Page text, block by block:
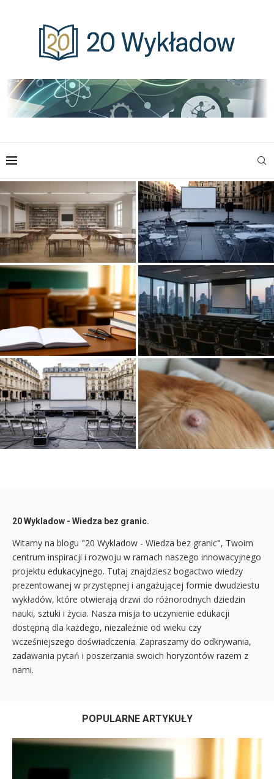
Przegląd akademickich cykli
wykładowych w największych
ośrodkach
Jak zorganizować cykl spotkań
edukacyjnych w przestrzeni
miejskiej
Jak przygotować się do cyklu
otwartych wykładów
akademickich
Najciekawsze cykle otwartych
spotkań edukacyjnych w
metropolii
Jak zorganizować cykl
wykładów otwartych w
przestrzeni miejskiej
Guzek u psa? Zobacz, czy to
kaszak i jak go leczyć
20 Wykladow - Wiedza bez granic.
Witamy na blogu "20 Wykladow - Wiedza bez granic", Twoim
centrum inspiracji i rozwoju w ramach naszego innowacyjnego
projektu edukacyjnego. Tutaj znajdziesz bogactwo wiedzy
prezentowanej w przystępnej i angażującej formie dwudziestu
wykładów, które otwierają drzwi do różnorodnych dziedzin
nauki, sztuki i życia. Nasza misja to uczynienie edukacji
dostępną dla każdego, niezależnie od wieku czy
wcześniejszego doświadczenia. Zapraszamy do odkrywania,
zadawania pytań i poszerzania swoich horyzontów razem z
nami.
POPULARNE ARTYKUŁY